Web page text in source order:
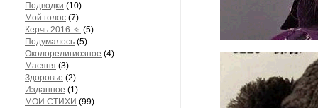
Подводки (10)
Мой голос (7)
Керчь 2016 🔅 (5)
Подумалось (5)
Околорелигиозное (4)
Масяня (3)
Здоровье (2)
Изданное (1)
МОИ СТИХИ (99)